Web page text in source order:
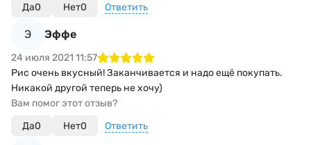
Да0 Нет0 Ответить
Э Эффе
24 июля 2021 11:57
Рис очень вкусный! Заканчивается и надо ещё покупать.
Никакой другой теперь не хочу)
Вам помог этот отзыв?
Да0 Нет0 Ответить